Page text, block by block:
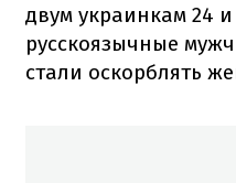
двум украинкам 24
русскоязычные
стали оскорблять